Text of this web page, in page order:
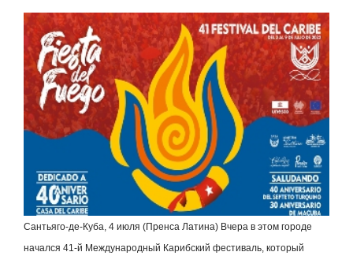
Сантьяго-де-Куба, 4 июля (Пренса Латина) Вчера в этом городе
начался 41-й Международный Карибский фестиваль, который